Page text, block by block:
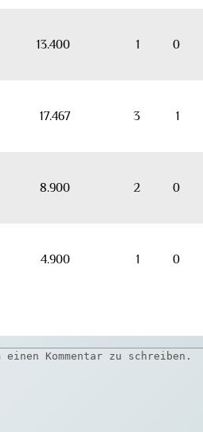
13.400 1 0
17.467 3 1
8.900 2 0
4.900 1 0